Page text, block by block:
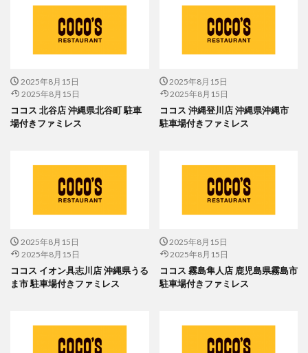
2025年8月15日
2025年8月15日
ココス 北谷店 沖縄県北谷町 駐車
場付きファミレス
2025年8月15日
2025年8月15日
ココス 沖縄登川店 沖縄県沖縄市
駐車場付きファミレス
2025年8月15日
2025年8月15日
ココス イオン具志川店 沖縄県うる
ま市 駐車場付きファミレス
2025年8月15日
2025年8月15日
ココス 霧島隼人店 鹿児島県霧島市
駐車場付きファミレス